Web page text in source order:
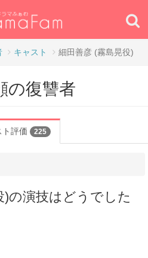
キャスト 細田善彦 (霧島晃役)
の復讐者
ト評価 225
)の演技はどうでした